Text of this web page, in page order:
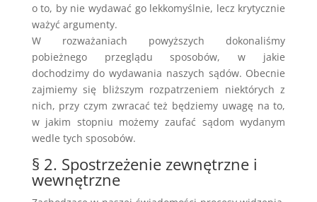
o to, by nie wydawać go lekkomyślnie, lecz krytycznie
ważyć argumenty.
W rozważaniach powyższych dokonaliśmy
pobieżnego przeglądu sposobów, w jakie
dochodzimy do wydawania naszych sądów. Obecnie
zajmiemy się bliższym rozpatrzeniem niektórych z
nich, przy czym zwracać też będziemy uwagę na to,
w jakim stopniu możemy zaufać sądom wydanym
wedle tych sposobów.
§ 2. Spostrzeżenie zewnętrzne i
wewnętrzne